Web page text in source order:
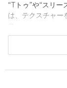
“Tトゥ”や“スリ
は、テクスチャー
ワントーンながら
さらに、シュー
普遍的なデザイン